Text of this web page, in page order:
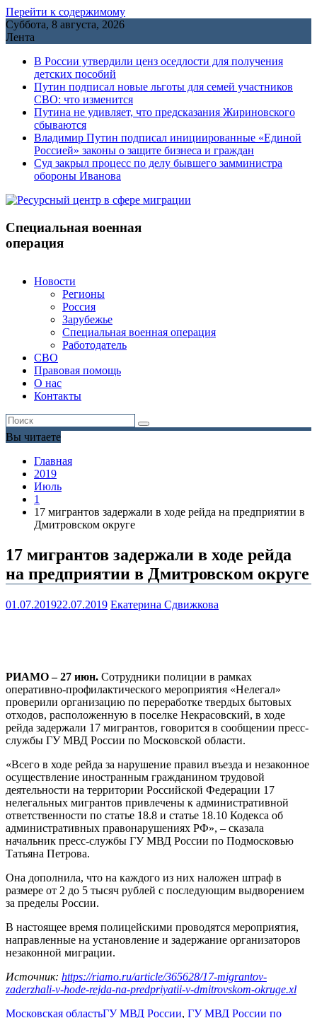
Перейти к содержимому
Суббота, 8 августа, 2026
Лента
В России утвердили ценз оседлости для получения
детских пособий
Путин подписал новые льготы для семей участников
СВО: что изменится
Путина не удивляет, что предсказания Жириновского
сбываются
Владимир Путин подписал инициированные «Единой
Россией» законы о защите бизнеса и граждан
Cуд закрыл процесс по делу бывшего замминистра
обороны Иванова
Специальная военная
операция
Новости
Регионы
Россия
Зарубежье
Специальная военная операция
Работодатель
СВО
Правовая помощь
О нас
Контакты
Вы читаете
Главная
2019
Июль
1
17 мигрантов задержали в ходе рейда на предприятии в
Дмитровском округе
17 мигрантов задержали в ходе рейда
на предприятии в Дмитровском округе
01.07.201922.07.2019 Екатерина Сдвижкова
РИАМО – 27 июн. Сотрудники полиции в рамках
оперативно-профилактического мероприятия «Нелегал»
проверили организацию по переработке твердых бытовых
отходов, расположенную в поселке Некрасовский, в ходе
рейда задержали 17 мигрантов, говорится в сообщении пресс-
службы ГУ МВД России по Московской области.
«Всего в ходе рейда за нарушение правил въезда и незаконное
осуществление иностранным гражданином трудовой
деятельности на территории Российской Федерации 17
нелегальных мигрантов привлечены к административной
ответственности по статье 18.8 и статье 18.10 Кодекса об
административных правонарушениях РФ», – сказала
начальник пресс-службы ГУ МВД России по Подмосковью
Татьяна Петрова.
Она дополнила, что на каждого из них наложен штраф в
размере от 2 до 5 тысяч рублей с последующим выдворением
за пределы России.
В настоящее время полицейскими проводятся мероприятия,
направленные на установление и задержание организаторов
незаконной миграции.
Источник: https://riamo.ru/article/365628/17-migrantov-
zaderzhali-v-hode-rejda-na-predpriyatii-v-dmitrovskom-okruge.xl
Московская областьГУ МВД России, ГУ МВД России по